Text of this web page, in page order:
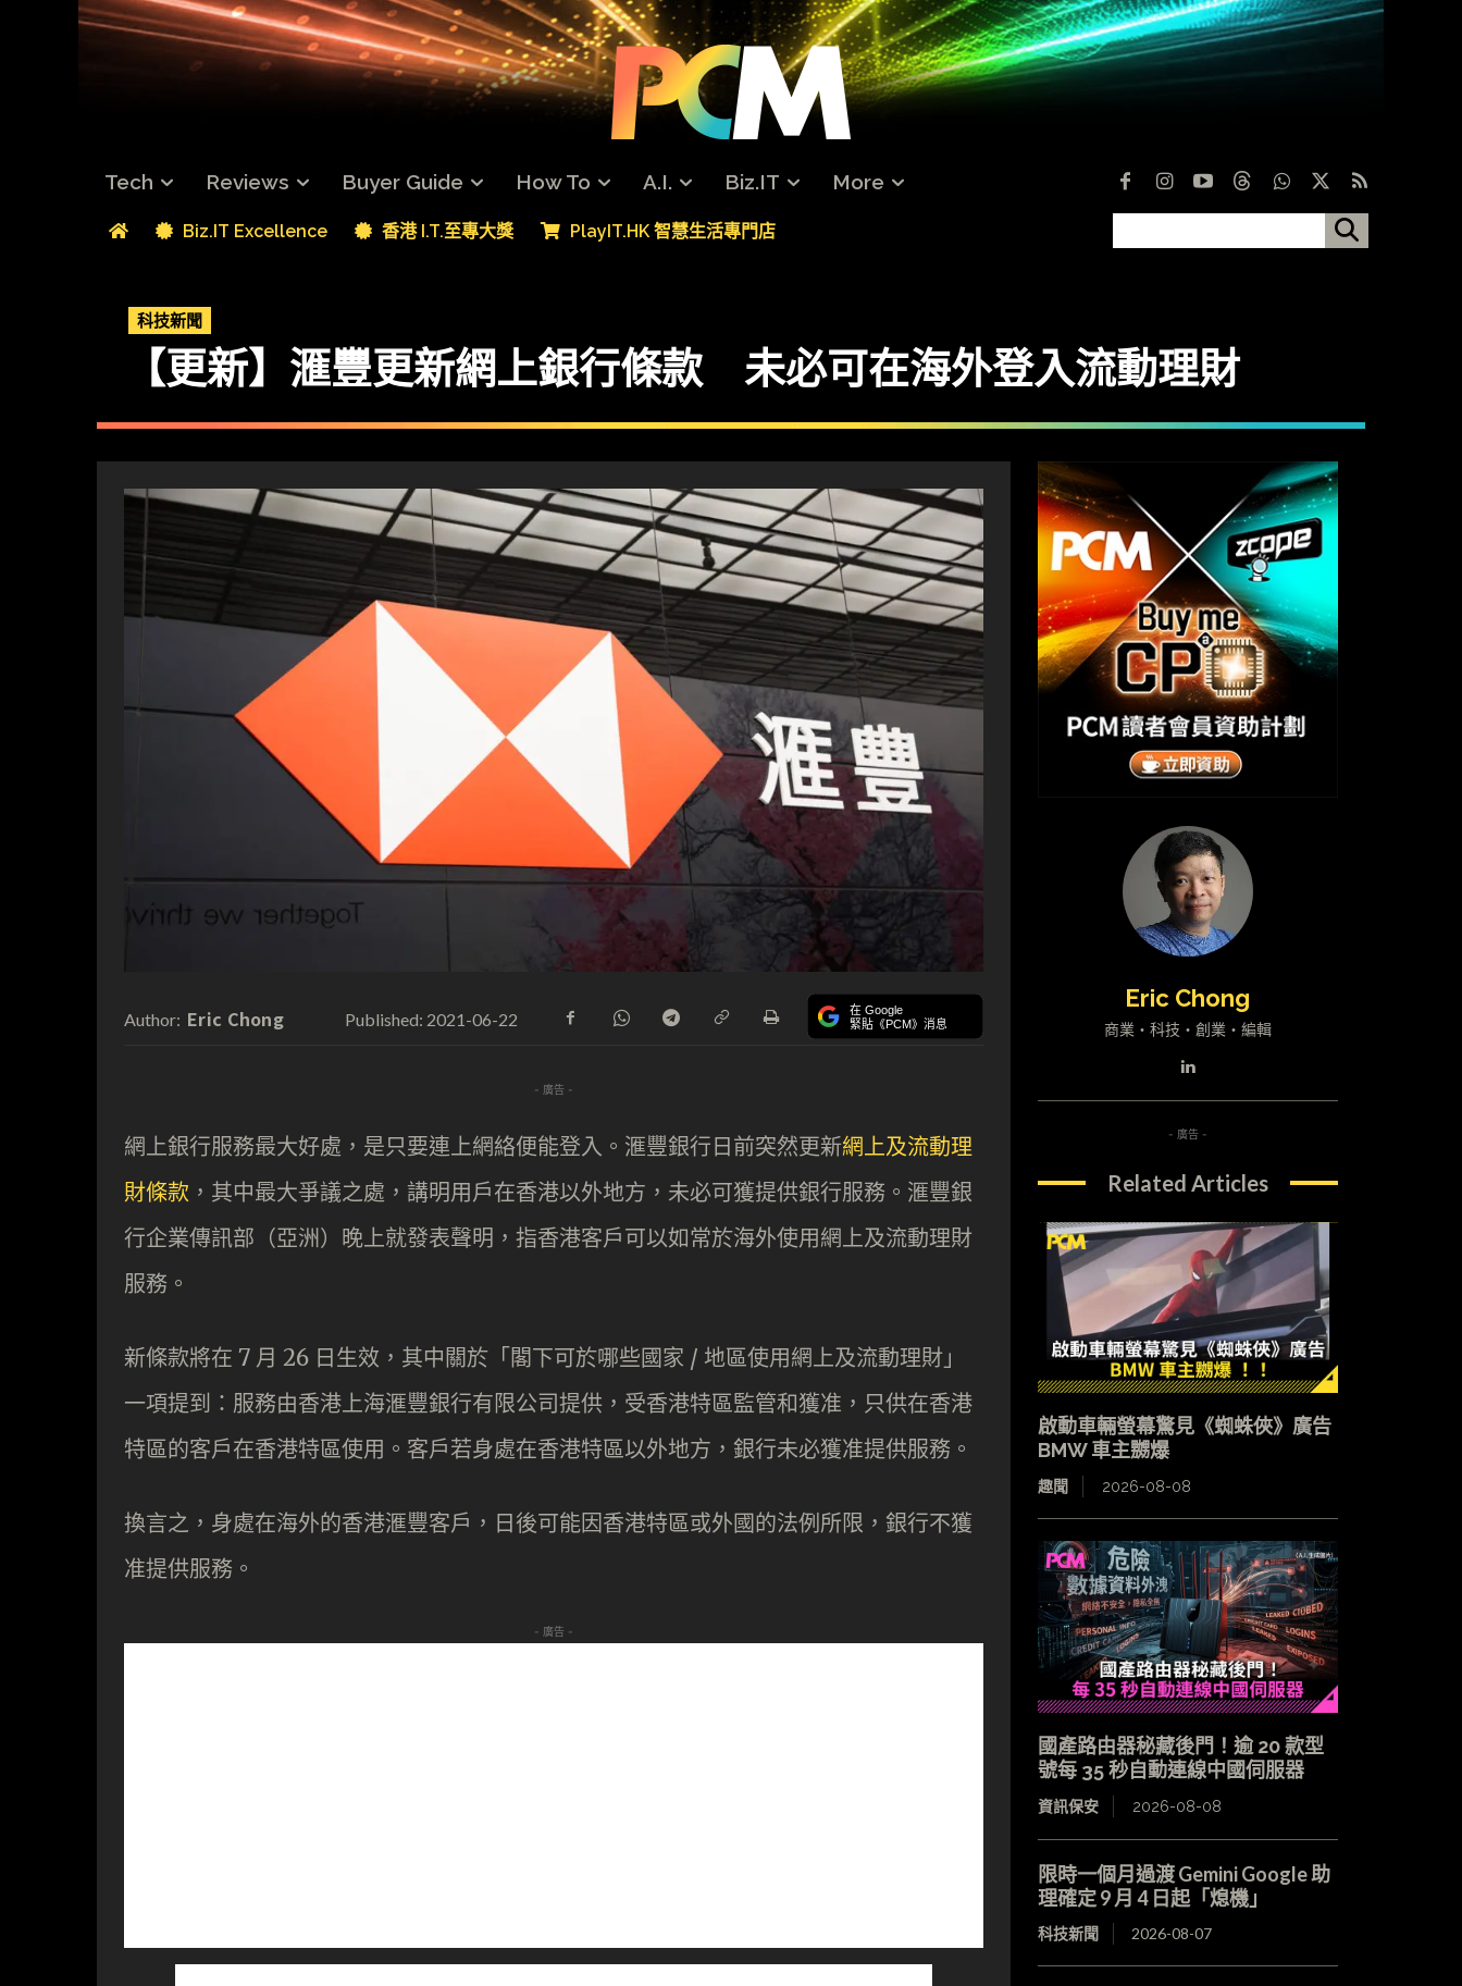
Tech Reviews Buyer Guide How To A.I. Biz.IT More
Biz.IT Excellence 香港 I.T.至專大獎 PlayIT.HK 智慧生活專門店
科技新聞
【更新】滙豐更新網上銀行條款 未必可在海外登入流動理財
Author: Eric Chong Published: 2021-06-22 在 Google
緊貼《PCM》消息
- 廣告 -
網上銀行服務最大好處，是只要連上網絡便能登入。滙豐銀行日前突然更新網上及流動理
財條款 ，其中最大爭議之處，講明用戶在香港以外地方，未必可獲提供銀行服務。滙豐銀
行企業傳訊部（亞洲）晚上就發表聲明，指香港客戶可以如常於海外使用網上及流動理財
服務。
新條款將在 7 月 26 日生效，其中關於「閣下可於哪些國家 / 地區使用網上及流動理財」
一項提到：服務由香港上海滙豐銀行有限公司提供，受香港特區監管和獲准，只供在香港
特區的客戶在香港特區使用。客戶若身處在香港特區以外地方，銀行未必獲准提供服務。
換言之，身處在海外的香港滙豐客戶，日後可能因香港特區或外國的法例所限，銀行不獲
准提供服務。
- 廣告 -
Eric Chong
商業・科技・創業・編輯
- 廣告 -
Related Articles
啟動車輛螢幕驚見《蜘蛛俠》廣告
BMW 車主嬲爆
趣聞 2026-08-08
國產路由器秘藏後門！逾 20 款型
號每 35 秒自動連線中國伺服器
資訊保安 2026-08-08
限時一個月過渡 Gemini Google 助
理確定 9 月 4 日起「熄機」
科技新聞 2026-08-07